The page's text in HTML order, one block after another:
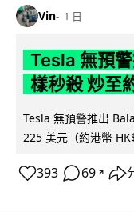
Vin 1 日
Tesla 無預
樣秒殺 炒至
Tesla 無預警推出
225 美元（約港幣
393 69 ↗